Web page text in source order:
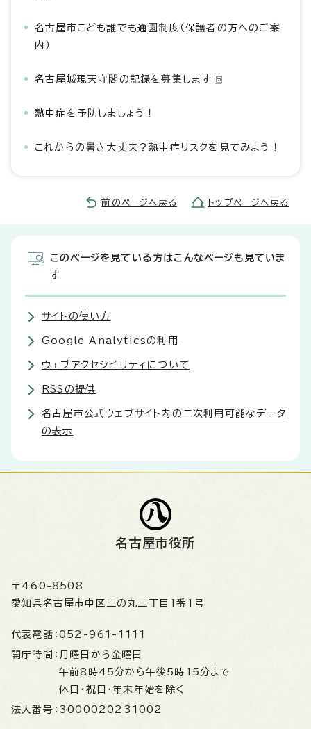
名古屋市こども誰でも通園制度（保護者の方へのご案
内）
名古屋城現天守閣の記録を募集します
熱中症を予防しましょう！
これからの暑さ大丈夫？熱中症リスクを見てみよう！
前のページへ戻る トップページへ戻る
このページを見ている方はこんなページも見ていま
す
サイトの使い方
Google Analyticsの利用
ウェブアクセシビリティについて
RSSの提供
名古屋市公式ウェブサイト内の二次利用可能なデータ
の表示
名古屋市役所
〒460-8508
愛知県名古屋市中区三の丸三丁目1番1号
代表電話： 052-961-1111
開庁時間： 月曜日から金曜日
午前8時45分から午後5時15分まで
休日・祝日・年末年始を除く
法人番号： 3000020231002